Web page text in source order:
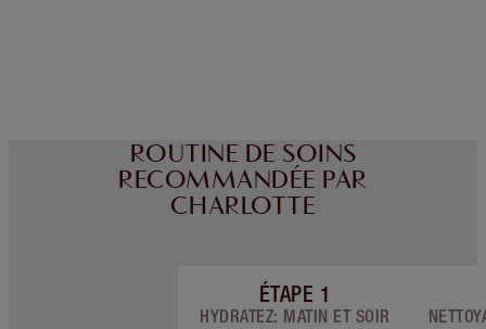
ROUTINE DE SOINS
RECOMMANDÉE PAR
CHARLOTTE
Article 1 sur 7
ÉTAPE 1
HYDRATEZ: MATIN ET SOIR